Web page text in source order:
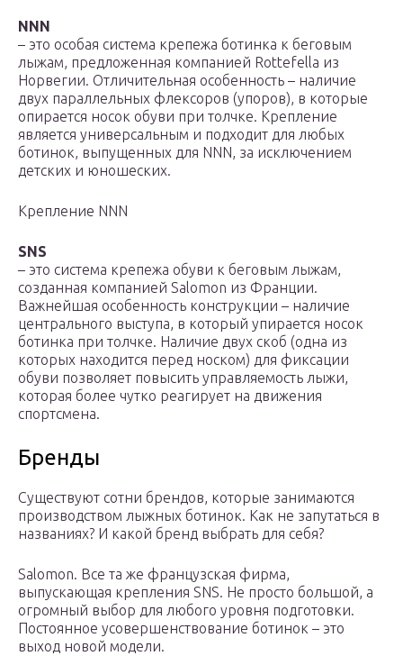
NNN
– это особая система крепежа ботинка к беговым
лыжам, предложенная компанией Rottefella из
Норвегии. Отличительная особенность – наличие
двух параллельных флексоров (упоров), в которые
опирается носок обуви при толчке. Крепление
является универсальным и подходит для любых
ботинок, выпущенных для NNN, за исключением
детских и юношеских.
Крепление NNN
SNS
– это система крепежа обуви к беговым лыжам,
созданная компанией Salomon из Франции.
Важнейшая особенность конструкции – наличие
центрального выступа, в который упирается носок
ботинка при толчке. Наличие двух скоб (одна из
которых находится перед носком) для фиксации
обуви позволяет повысить управляемость лыжи,
которая более чутко реагирует на движения
спортсмена.
Бренды
Существуют сотни брендов, которые занимаются
производством лыжных ботинок. Как не запутаться в
названиях? И какой бренд выбрать для себя?
Salomon. Все та же французская фирма,
выпускающая крепления SNS. Не просто большой, а
огромный выбор для любого уровня подготовки.
Постоянное усовершенствование ботинок – это
выход новой модели.